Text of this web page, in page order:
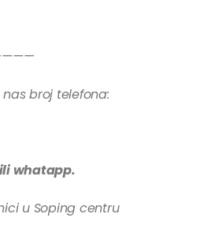
broj telefona:
whatapp.
u Soping centru